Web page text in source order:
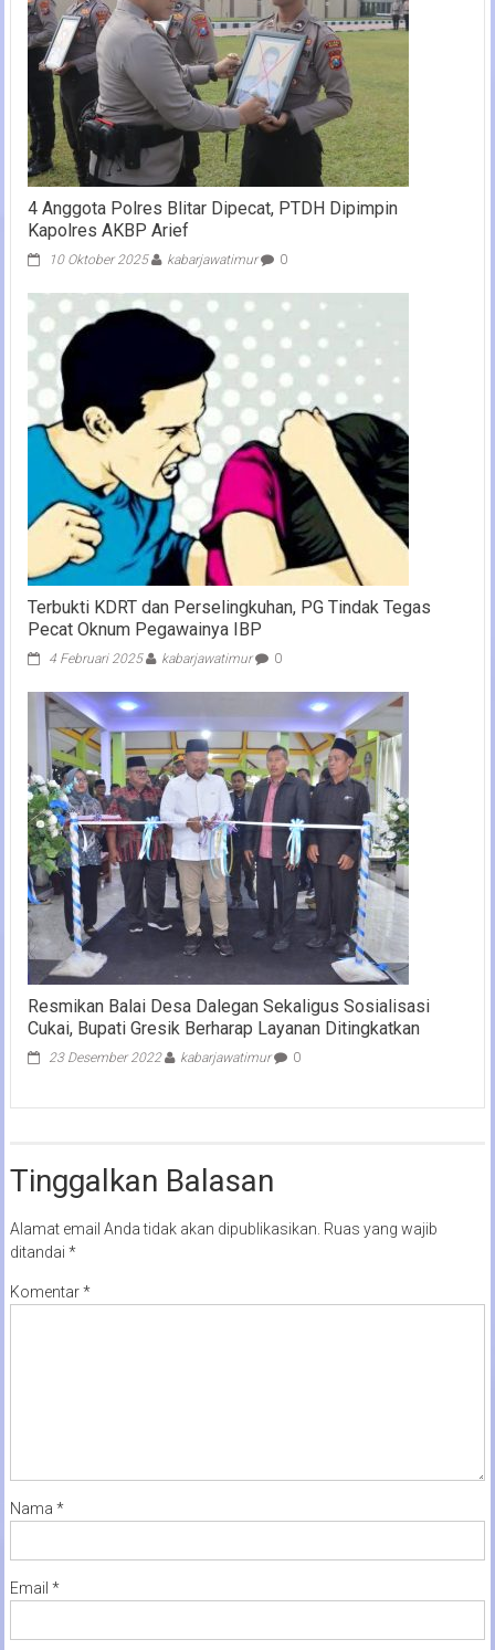
4 Anggota Polres Blitar Dipecat, PTDH Dipimpin
Kapolres AKBP Arief
10 Oktober 2025 kabarjawatimur 0
Terbukti KDRT dan Perselingkuhan, PG Tindak Tegas
Pecat Oknum Pegawainya IBP
4 Februari 2025 kabarjawatimur 0
Resmikan Balai Desa Dalegan Sekaligus Sosialisasi
Cukai, Bupati Gresik Berharap Layanan Ditingkatkan
23 Desember 2022 kabarjawatimur 0
Tinggalkan Balasan
Alamat email Anda tidak akan dipublikasikan. Ruas yang wajib
ditandai *
Komentar*
Nama *
Email *